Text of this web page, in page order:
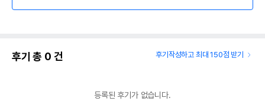
후기 총 0 건 후기작성하고 최대 150점 받기
등록된 후기가 없습니다.